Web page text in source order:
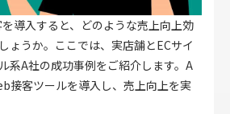
導入すると、どのような売上向上効
ょうか。ここでは、実店舗とECサイ
系A社の成功事例をご紹介します。A
接客ツールを導入し、売上向上を実